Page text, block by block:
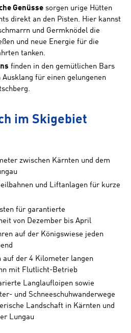
Genüsse sorgen urige Hütten
direkt an den Pisten. Hier kannst
und Germknödel die
und neue Energie für die
tanken.
finden in den gemütlichen Bars
Ausklang für einen gelungenen
im Skigebiet
zwischen Kärnten und dem
und Liftanlagen für kurze
für garantierte
von Dezember bis April
auf der Königswiese jeden
auf der 4 Kilometer langen
mit Flutlicht-Betrieb
Langlaufloipen sowie
und Schneeschuhwanderwege
Landschaft in Kärnten und
Lungau